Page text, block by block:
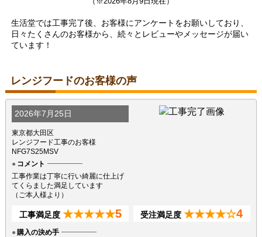
生活堂では工事完了後、お客様にアンケートをお願いしており、
日々たくさんのお客様から、続々とレビューやメッセージが届い
ています！
レンジフードのお客様の声
2026年7月25日
東京都大田区
レンジフード工事のお客様
NFG7S25MSV
コメント
工事作業は丁寧に行い綺麗に仕上げ
てくらました満足しています
（ご本人様より）
工事満足度 ★★★★★5 受注満足度 ★★★★☆4
購入の決め手